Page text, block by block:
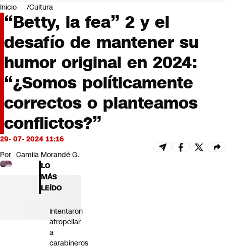
Negocios
Deportes
Programas completos
Cultura
Servicios
Bits
CNN tiempo
Futuro 360
Opinión
Inicio Cultura
“Betty, la fea” 2 y el
desafío de mantener su
humor original en 2024:
“¿Somos políticamente
correctos o planteamos
conflictos?”
29- 07- 2024 11:16
Por Camila Morandé G.
LO
MÁS
LEÍDO
Intentaron
atropellar
a
carabineros